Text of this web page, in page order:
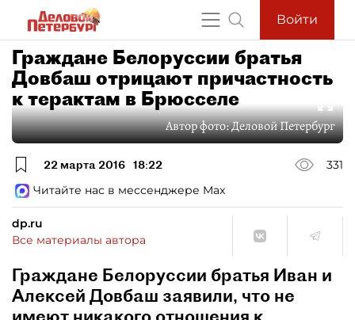
Войти
Граждане Белоруссии братья
Довбаш отрицают причастность
к терактам в Брюсселе
Автор фото:Деловой Петербург
22 марта 2016 18:22
331
Читайте нас в мессенджере Max
dp.ru
Все материалы автора
Граждане Белоруссии братья Иван и
Алексей Довбаш заявили, что не